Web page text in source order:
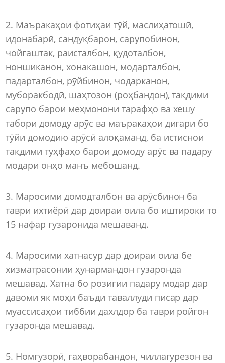
2. Маъракаҳои фотиҳаи тӯй, маслиҳатошӣ,
идонабарӣ, сандуқбарон, сарупобинон,
чойгаштак, раисталбон, қудоталбон,
ноншиканон, хонакашон, модарталбон,
падарталбон, рӯйбинон, чодарканон,
муборакбодӣ, шаҳтозон (роҳбандон), тақдими
сарупо барои меҳмонони тарафҳо ва хешу
табори домоду арӯс ва маъракаҳои дигари бо
тӯйи домодию арӯсӣ алоқаманд, ба истиснои
тақдими туҳфаҳо барои домоду арӯс ва падару
модари онҳо манъ мебошанд.
3. Маросими домодталбон ва арӯсбинон ба
таври ихтиёрӣ дар доираи оила бо иштироки то
15 нафар гузаронида мешаванд.
4. Маросими хатнасур дар доираи оила бе
хизматрасонии ҳунармандон гузаронда
мешавад. Хатна бо розигии падару модар дар
давоми як моҳи баъди таваллуди писар дар
муассисаҳои тиббии дахлдор ба таври ройгон
гузаронда мешавад.
5. Номгузорӣ, гаҳворабандон, чиллагурезон ва